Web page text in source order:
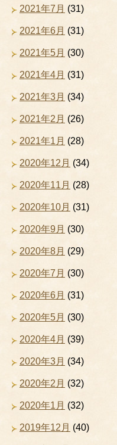
2021年7月 (31)
2021年6月 (31)
2021年5月 (30)
2021年4月 (31)
2021年3月 (34)
2021年2月 (26)
2021年1月 (28)
2020年12月 (34)
2020年11月 (28)
2020年10月 (31)
2020年9月 (30)
2020年8月 (29)
2020年7月 (30)
2020年6月 (31)
2020年5月 (30)
2020年4月 (39)
2020年3月 (34)
2020年2月 (32)
2020年1月 (32)
2019年12月 (40)